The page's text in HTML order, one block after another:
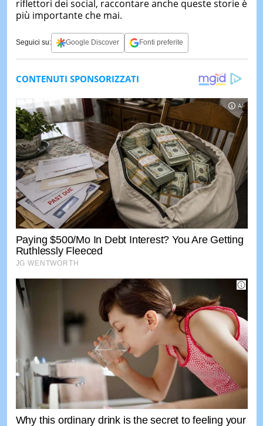
riflettori dei social, raccontare anche queste storie è
più importante che mai.
Seguici su: Google Discover Fonti preferite